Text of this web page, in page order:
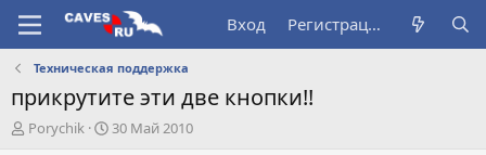
Вход Регистрация
Техническая поддержка
прикрутите эти две кнопки!!
А
Porychik
Д
30 Май 2010